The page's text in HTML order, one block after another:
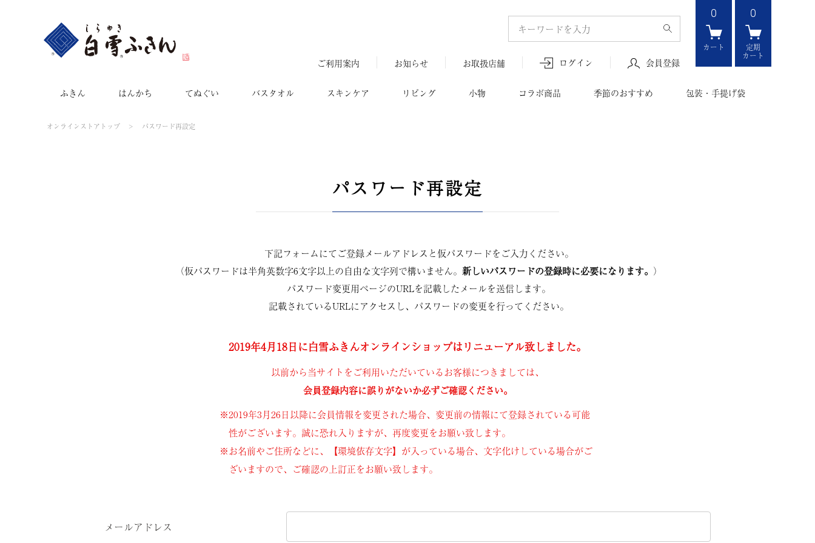
ご利用案内 お知らせ お取扱店舗 ログイン 会員登録
0
カート
0
定期
カート
ふきん はんかち てぬぐい バスタオル スキンケア リビング 小物 コラボ商品 季節のおすすめ 包装・手提げ袋
オンラインストアトップ パスワード再設定
パスワード再設定
下記フォームにてご登録メールアドレスと仮パスワードをご入力ください。
（仮パスワードは半角英数字6文字以上の自由な文字列で構いません。新しいパスワードの登録時に必要になります。 ）
パスワード変更用ページのURLを記載したメールを送信します。
記載されているURLにアクセスし、パスワードの変更を行ってください。
2019年4月18日に白雪ふきんオンラインショップはリニューアル致しました。
以前から当サイトをご利用いただいているお客様につきましては、
会員登録内容に誤りがないか必ずご確認ください。
※2019年3月26日以降に会員情報を変更された場合、変更前の情報にて登録されている可能
性がございます。誠に恐れ入りますが、再度変更をお願い致します。
※お名前やご住所などに、【環境依存文字】が入っている場合、文字化けしている場合がご
ざいますので、ご確認の上訂正をお願い致します。
メールアドレス